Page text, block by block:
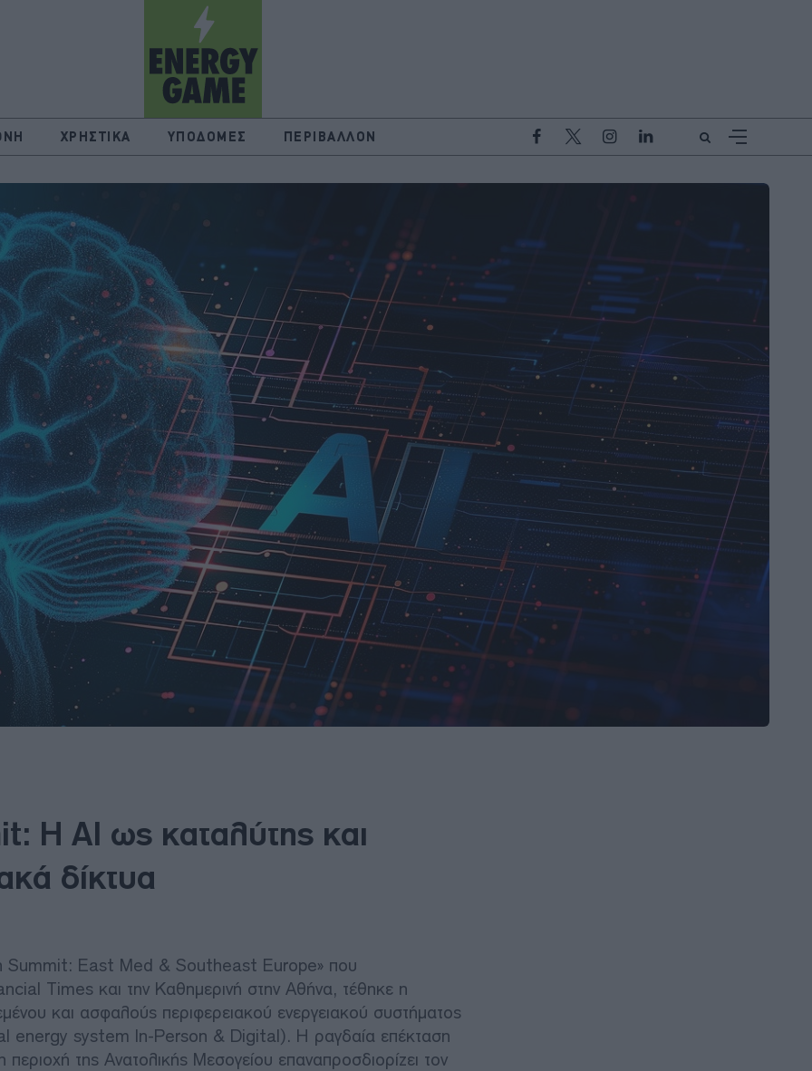
ΧΡΗΣΤΙΚΑ ΥΠΟΔΟΜΕΣ ΠΕΡΙΒΑΛΛΟΝ
Η AI ως καταλύτης και
δίκτυα
Summit: East Med & Southeast Europe» που
Times και την Καθημερινή στην Αθήνα, τέθηκε η
και ασφαλούς περιφερειακού ενεργειακού συστήματος
system In-Person & Digital). Η ραγδαία επέκταση
της Ανατολικής Μεσογείου επαναπροσδιορίζει τον